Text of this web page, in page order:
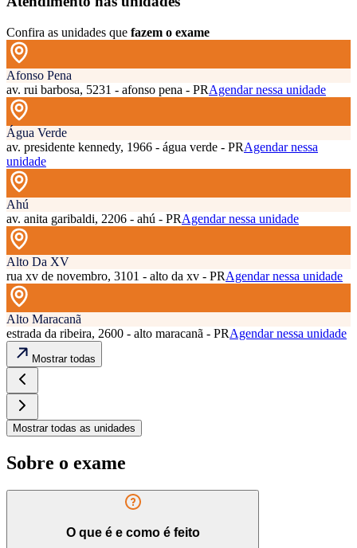
Confira as unidades que fazem o exame
Afonso Pena
av. rui barbosa, 5231 - afonso pena - PRAgendar nessa unidade
Água Verde
av. presidente kennedy, 1966 - água verde - PRAgendar nessa
unidade
Ahú
av. anita garibaldi, 2206 - ahú - PRAgendar nessa unidade
Alto Da XV
rua xv de novembro, 3101 - alto da xv - PRAgendar nessa unidade
Alto Maracanã
estrada da ribeira, 2600 - alto maracanã - PRAgendar nessa unidade
Mostrar todas
Mostrar todas as unidades
Sobre o exame
O que é e como é feito